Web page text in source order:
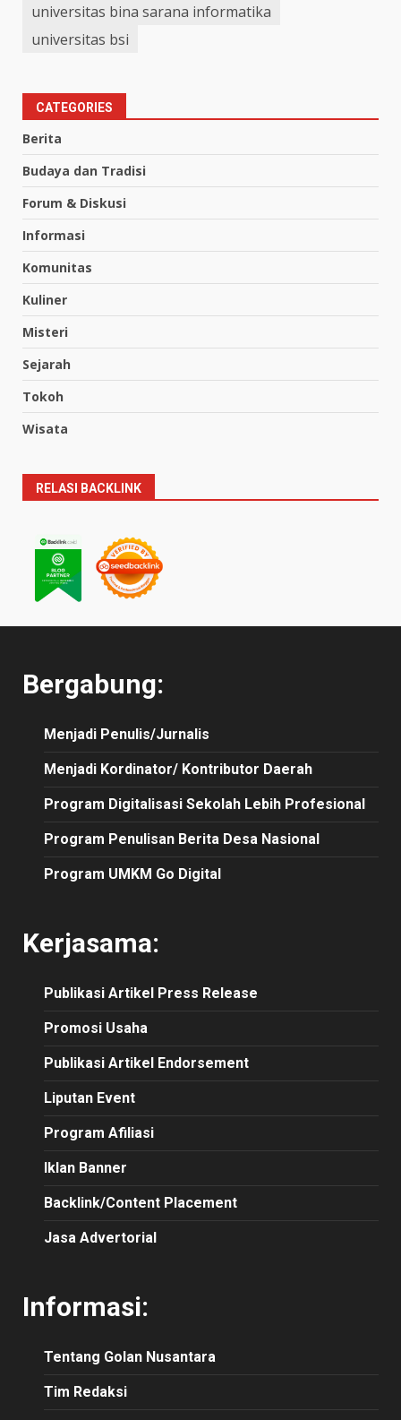
universitas bina sarana informatika
universitas bsi
CATEGORIES
Berita
Budaya dan Tradisi
Forum & Diskusi
Informasi
Komunitas
Kuliner
Misteri
Sejarah
Tokoh
Wisata
RELASI BACKLINK
Bergabung:
Menjadi Penulis/Jurnalis
Menjadi Kordinator/ Kontributor Daerah
Program Digitalisasi Sekolah Lebih Profesional
Program Penulisan Berita Desa Nasional
Program UMKM Go Digital
Kerjasama:
Publikasi Artikel Press Release
Promosi Usaha
Publikasi Artikel Endorsement
Liputan Event
Program Afiliasi
Iklan Banner
Backlink/Content Placement
Jasa Advertorial
Informasi:
Tentang Golan Nusantara
Tim Redaksi